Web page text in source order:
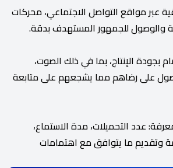
عبر مواقع التواصل الاجتماعي، محركات
والوصول للجمهور المستهدف بدقة.
بجودة الإنتاج، بما في ذلك الصوت،
على رضاهم مما يشجعهم على متابعة
عدد التحميلات، مدة الاستماع،
وتقديم ما يتوافق مع اهتمامات